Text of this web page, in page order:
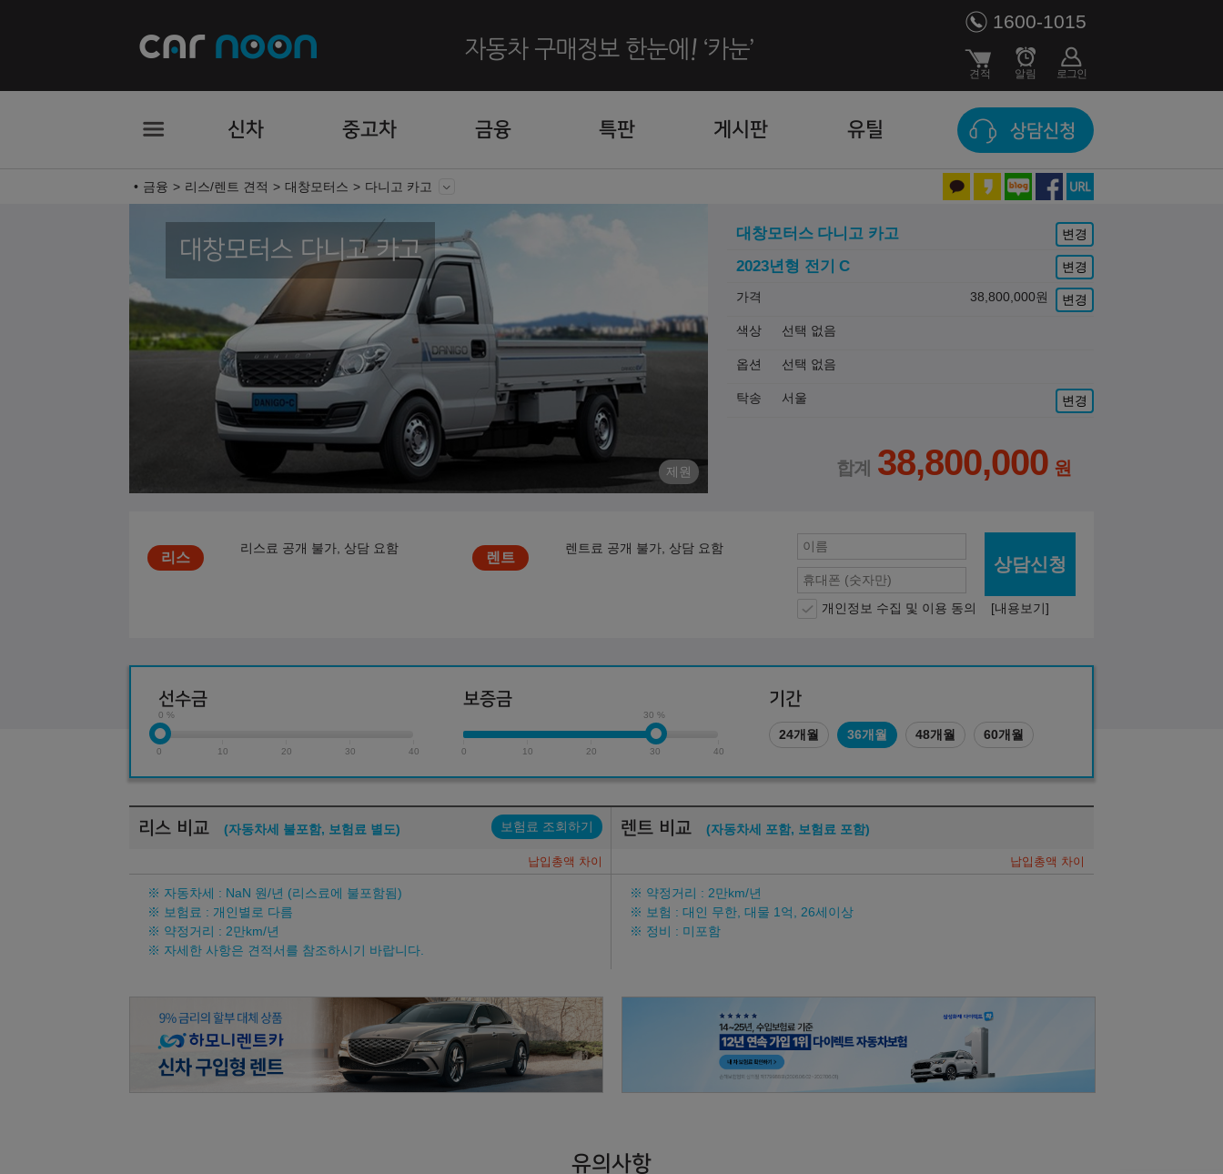
1600-1015
신차 중고차 금융 특판 게시판 유틸 상담신청
금융 리스/렌트 견적 대창모터스 다니고 카고
대창모터스 다니고 카고
제원
대창모터스 다니고 카고 변경
2023년형 전기 C 변경
가격 38,800,000원 변경
색상 선택 없음
옵션 선택 없음
탁송 서울 변경
38,800,000
리스료 공개 불가, 상담 요함 렌트료 공개 불가, 상담 요함
개인정보 수집 및 이용 동의 [내용보기]
상담신청
선수금
0 %
0 10 20 30 40
보증금
30 %
0 10 20 30 40
기간
24개월 36개월 48개월 60개월
리스 비교 (자동차세 불포함, 보험료 별도) 보험료 조회하기
납입총액 차이
※ 자동차세 : NaN 원/년 (리스료에 불포함됨)
※ 보험료 : 개인별로 다름
※ 약정거리 : 2만km/년
※ 자세한 사항은 견적서를 참조하시기 바랍니다.
렌트 비교 (자동차세 포함, 보험료 포함)
납입총액 차이
※ 약정거리 : 2만km/년
※ 보험 : 대인 무한, 대물 1억, 26세이상
※ 정비 : 미포함
유의사항